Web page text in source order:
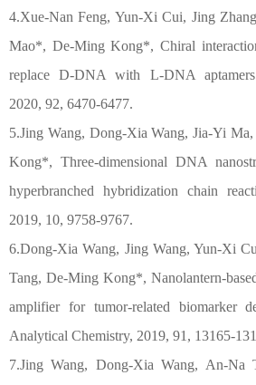
4.Xue-Nan Feng, Yun-Xi Cui, Jing
Mao*, De-Ming Kong*, Chiral
replace D-DNA with L-DNA
2020, 92, 6470-6477.
5.Jing Wang, Dong-Xia Wang, Jia-Yi
Kong*, Three-dimensional DNA
hyperbranched hybridization chain
2019, 10, 9758-9767.
6.Dong-Xia Wang, Jing Wang, Yun-Xi
Tang, De-Ming Kong*, Nanolantern-
amplifier for tumor-related biomarker
Analytical Chemistry, 2019, 91, 13165-
7.Jing Wang, Dong-Xia Wang, An-Na